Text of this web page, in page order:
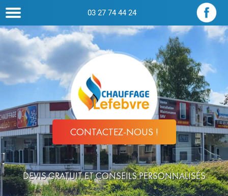
03 27 74 44 24
CONTACTEZ-NOUS !
DEVIS GRATUIT ET CONSEILS PERSONNALISÉS